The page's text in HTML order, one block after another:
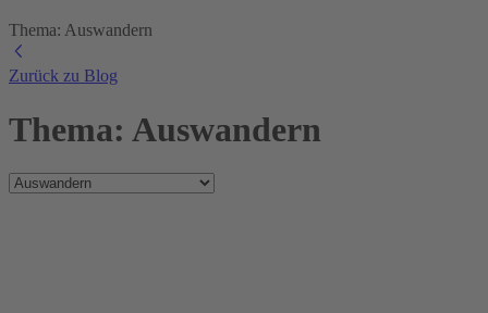
Thema: Auswandern
Zurück zu Blog
Thema: Auswandern